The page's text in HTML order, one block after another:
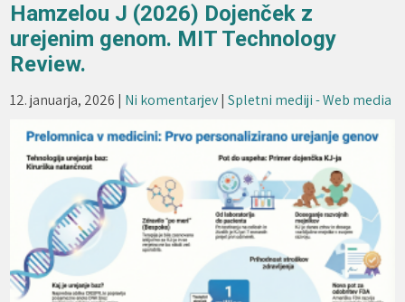
Hamzelou J (2026) Dojenček z
urejenim genom. MIT Technology
Review.
12. januarja, 2026 | Ni komentarjev|Spletni mediji - Web media